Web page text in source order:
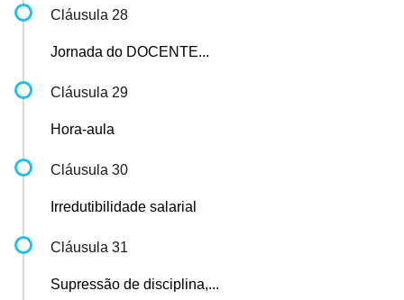
Cláusula 28
Jornada do DOCENTE...
Cláusula 29
Hora-aula
Cláusula 30
Irredutibilidade salarial
Cláusula 31
Supressão de disciplina,...